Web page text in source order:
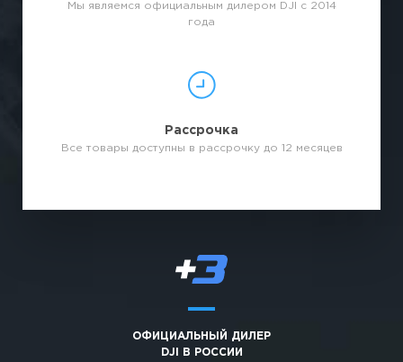
Мы являемся официальным дилером DJI с 2014
года
Рассрочка
Все товары доступны в рассрочку до 12 месяцев
ОФИЦИАЛЬНЫЙ ДИЛЕР
DJI В РОССИИ